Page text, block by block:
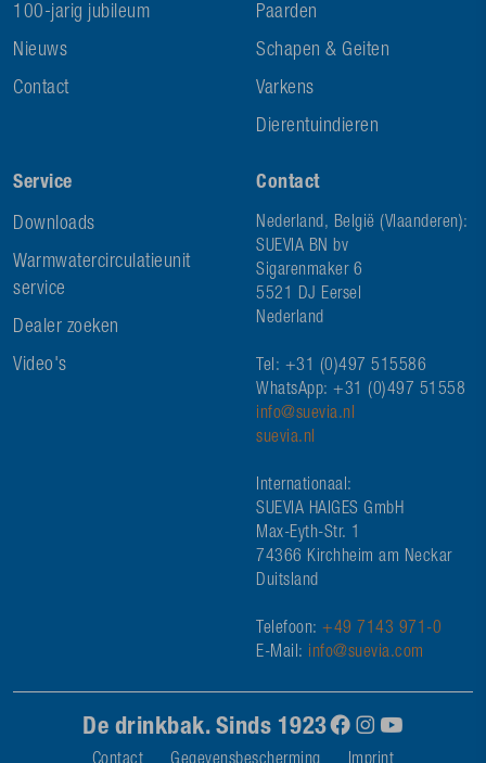
100-jarig jubileum
Nieuws
Contact
Paarden
Schapen & Geiten
Varkens
Dierentuindieren
Service
Downloads
Warmwatercirculatieunit
service
Dealer zoeken
Video's
Contact
Nederland, België (Vlaanderen):
SUEVIA BN bv
Sigarenmaker 6
5521 DJ Eersel
Nederland
Tel: +31 (0)497 515586
WhatsApp: +31 (0)497 51558
info@suevia.nl
suevia.nl
Internationaal:
SUEVIA HAIGES GmbH
Max-Eyth-Str. 1
74366 Kirchheim am Neckar
Duitsland
Telefoon: +49 7143 971-0
E-Mail: info@suevia.com
De drinkbak. Sinds 1923